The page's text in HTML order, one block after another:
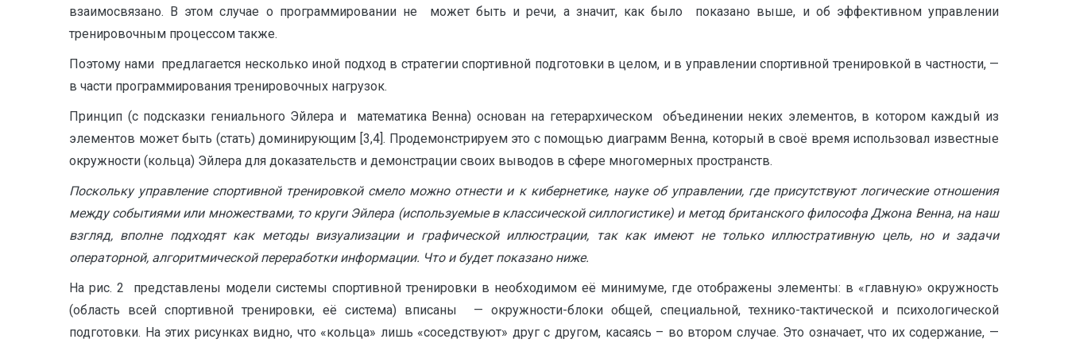
взаимосвязано. В этом случае о программировании не может быть и речи, а значит, как было показано выше, и об эффективном управлении
тренировочным процессом также.
Поэтому нами предлагается несколько иной подход в стратегии спортивной подготовки в целом, и в управлении спортивной тренировкой в частности, —
в части программирования тренировочных нагрузок.
Принцип (с подсказки гениального Эйлера и математика Венна) основан на гетерархическом объединении неких элементов, в котором каждый из
элементов может быть (стать) доминирующим [3,4]. Продемонстрируем это с помощью диаграмм Венна, который в своё время использовал известные
окружности (кольца) Эйлера для доказательств и демонстрации своих выводов в сфере многомерных пространств.
Поскольку управление спортивной тренировкой смело можно отнести и к кибернетике, науке об управлении, где присутствуют логические отношения
между событиями или множествами, то круги Эйлера (используемые в классической силлогистике) и метод британского философа Джона Венна, на наш
взгляд, вполне подходят как методы визуализации и графической иллюстрации, так как имеют не только иллюстративную цель, но и задачи
операторной, алгоритмической переработки информации. Что и будет показано ниже.
На рис. 2 представлены модели системы спортивной тренировки в необходимом её минимуме, где отображены элементы: в «главную» окружность
(область всей спортивной тренировки, её система) вписаны — окружности-блоки общей, специальной, технико-тактической и психологической
подготовки. На этих рисунках видно, что «кольца» лишь «соседствуют» друг с другом, касаясь – во втором случае. Это означает, что их содержание, —